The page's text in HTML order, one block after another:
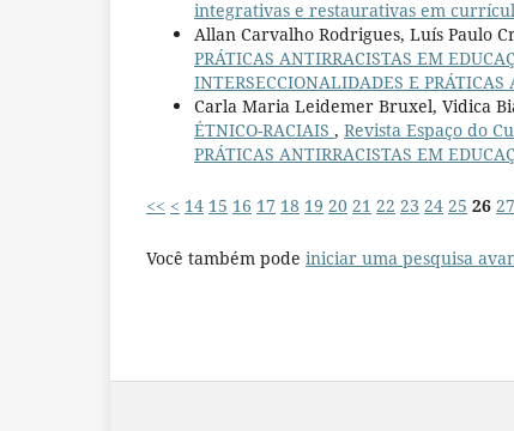
integrativas e restaurativas em
Allan Carvalho Rodrigues, Luís Paulo
PRÁTICAS ANTIRRACISTAS EM
INTERSECCIONALIDADES E
Carla Maria Leidemer Bruxel, Vidica
ÉTNICO-RACIAIS , Revista Espaço do
PRÁTICAS ANTIRRACISTAS EM
<< < 14 15 16 17 18 19 20 21 22 23 24 25 26 27
Você também pode iniciar uma pesquisa